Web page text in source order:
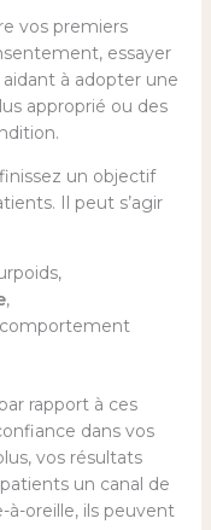
vos premiers
essayer
à adopter une
approprié ou des
un objectif
Il peut s’agir
,
rapport à ces
dans vos
vos résultats
un canal de
oreille, ils peuvent